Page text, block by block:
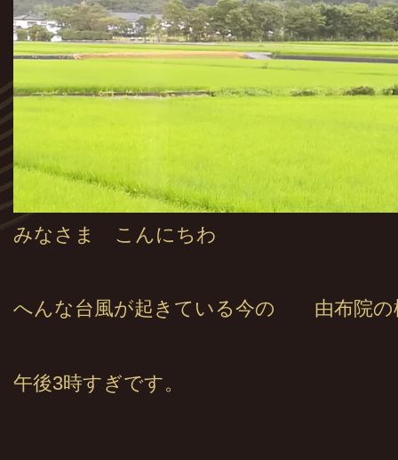
みなさま こんにちわ
へんな台風が起きている今の 由布院の
午後3時すぎです。